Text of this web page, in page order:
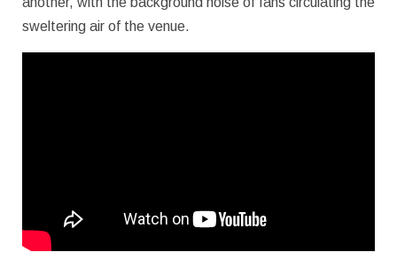
sweltering air of the venue.